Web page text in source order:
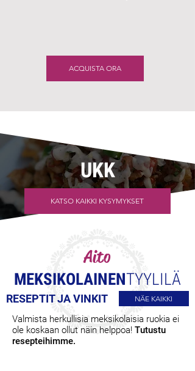
ACQUISTA ORA
UKK
KATSO KAIKKI KYSYMYKSET
Aito
MEKSIKOLAINENTYYLILÄ
RESEPTIT JA VINKIT NÄE KAIKKI
Valmista herkullisia meksikolaisia ruokia ei
ole koskaan ollut näin helppoa! Tutustu
resepteihimme.